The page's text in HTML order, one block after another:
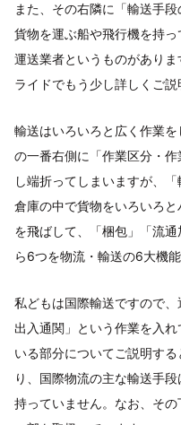
また、その右隣に「輸送手
貨物を運ぶ船や飛行機を持
運送業者というものがあり
ライドでもう少し詳しくご説
輸送はいろいろと広く作業
の一番右側に「作業区分・
し端折ってしまいますが、
倉庫の中で貨物をいろいろ
を飛ばして、「梱包」「流
ら6つを物流・輸送の6大機能
私どもは国際輸送ですので
出入通関」という作業を入
いる部分についてご説明す
り、国際物流の主な輸送手
持っていません。なお、その